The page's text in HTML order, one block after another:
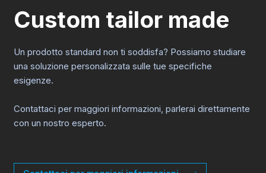
Custom tailor made
Un prodotto standard non ti soddisfa? Possiamo studiare
una soluzione personalizzata sulle tue specifiche
esigenze.
Contattaci per maggiori informazioni, parlerai direttamente
con un nostro esperto.